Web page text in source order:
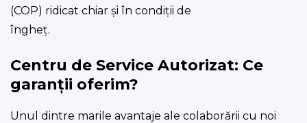
(COP) ridicat chiar și în condiții de
îngheț.
Centru de Service Autorizat: Ce
garanții oferim?
Unul dintre marile avantaje ale colaborării cu noi